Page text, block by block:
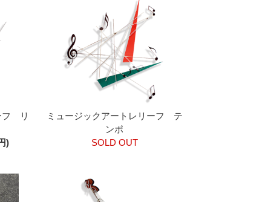
フ リ
)
ミュージックアートレリーフ テ
ンポ
SOLD OUT